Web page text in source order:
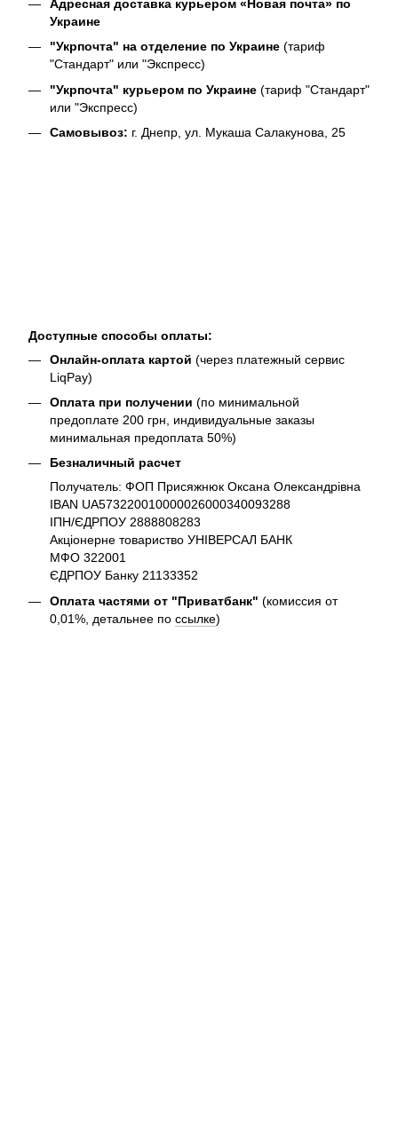
Адресная доставка курьером «Новая почта» по
Украине
"Укрпочта" на отделение по Украине (тариф
"Стандарт" или "Экспресс)
"Укрпочта" курьером по Украине (тариф "Стандарт"
или "Экспресс)
Самовывоз: г. Днепр, ул. Мукаша Салакунова, 25
Доступные способы оплаты:
Онлайн-оплата картой (через платежный сервис
LiqPay)
Оплата при получении (по минимальной
предоплате 200 грн, индивидуальные заказы
минимальная предоплата 50%)
Безналичный расчет
Получатель: ФОП Присяжнюк Оксана Олександрівна
IBAN UA573220010000026000340093288
ІПН/ЄДРПОУ 2888808283
Акціонерне товариство УНІВЕРСАЛ БАНК
МФО 322001
ЄДРПОУ Банку 21133352
Оплата частями от "Приватбанк" (комиссия от
0,01%, детальнее по ссылке)